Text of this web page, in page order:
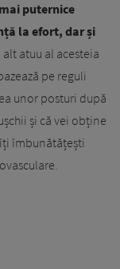
puternice
la efort, dar și
alt atuu al acesteia
pe reguli
unor posturi după
și că vei obține
îmbunătățești